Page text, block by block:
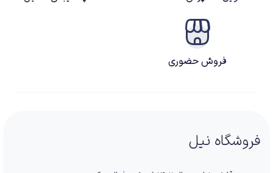
فروش حضوری
فروشگاه نیل